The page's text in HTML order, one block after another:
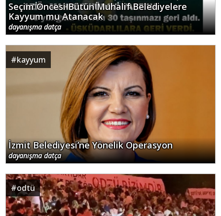
Seçim Öncesi Bütün Muhalif Belediyelere
Kayyum mu Atanacak
dayanışma datça
#kayyum
İzmit Belediyesi’ne Yönelik Operasyon
dayanışma datça
#odtü